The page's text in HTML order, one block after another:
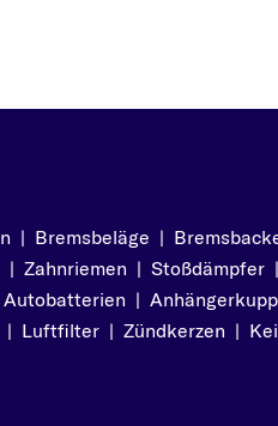
| Bremsbeläge |
| Zahnriemen | Stoßdämpfer |
Autobatterien |
| Luftfilter | Zündkerzen |